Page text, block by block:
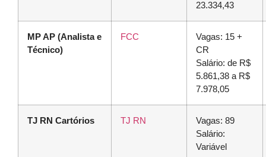
23.334,43
MP AP (Analista e
Técnico)
FCC
Vagas: 15 +
CR
Salário: de R$
5.861,38 a R$
7.978,05
TJ RN Cartórios TJ RN
Vagas: 89
Salário:
Variável